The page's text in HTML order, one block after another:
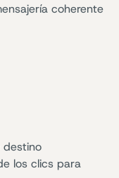
coherente
destino
los clics para